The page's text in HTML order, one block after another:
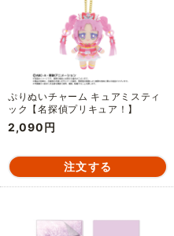
ぷりぬいチャーム キュアミスティ
ック【名探偵プリキュア！】
2,090円